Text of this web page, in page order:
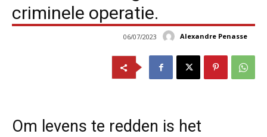
criminele operatie.
Alexandre Penasse
06/07/2023
Om levens te redden is het